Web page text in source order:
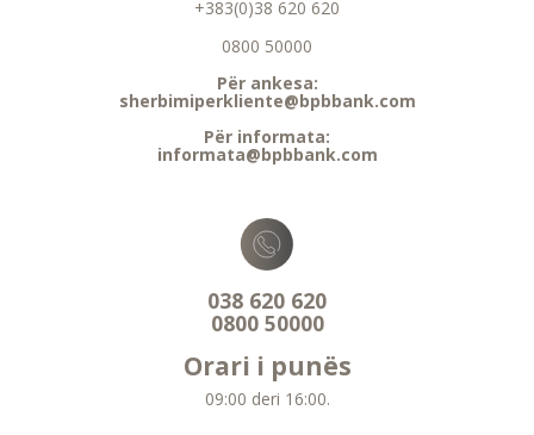
+383(0)38 620 620
0800 50000
Për ankesa:
sherbimiperkliente@bpbbank.com
Për informata:
informata@bpbbank.com
038 620 620
0800 50000
Orari i punës
09:00 deri 16:00.